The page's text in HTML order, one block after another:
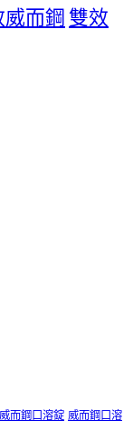
而鋼 雙效
威而鋼口溶錠 威而鋼口溶